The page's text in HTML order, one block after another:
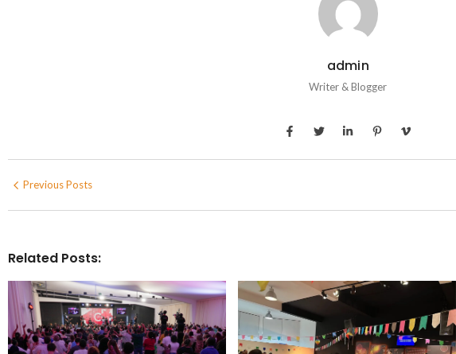
admin
Writer & Blogger
Previous Posts
Related Posts: